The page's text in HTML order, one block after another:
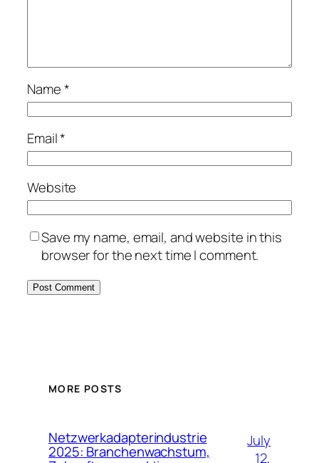
Name*
Email*
Website
Save my name, email, and website in this
browser for the next time I comment.
MORE POSTS
Netzwerkadapterindustrie
2025: Branchenwachstum,
July
12,